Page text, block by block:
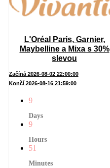
L'Oréal Paris, Garnier,
Maybelline a Mixa s 30%
slevou
Začíná 2026-08-02 22:00:00
Končí 2026-08-16 21:59:00
9
Days
9
Hours
51
Minutes